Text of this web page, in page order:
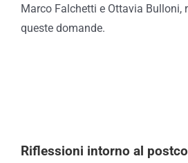
Marco Falchetti e Ottavia Bulloni,
queste domande.
Riflessioni intorno al